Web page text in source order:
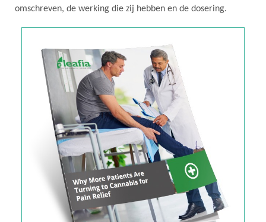
omschreven, de werking die zij hebben en de dosering.